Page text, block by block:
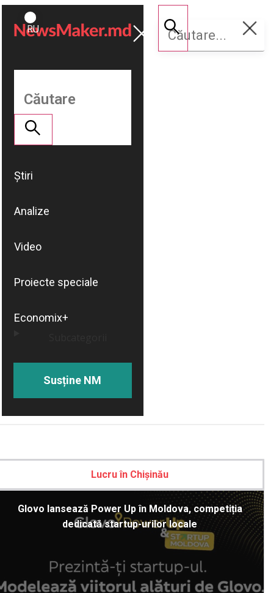
ROMÂNĂ
RU
Susține
NM
Știri
Analize
Video
Proiecte speciale
Economix+
Susține NM
Lucru în Chișinău
Glovo lansează Power Up în Moldova, competiția
dedicată startup-urilor locale